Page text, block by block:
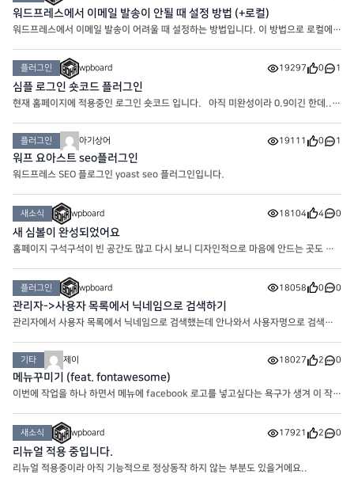
워드프레스에서 이메일 발송이 안될 때 설정 방법 (+로컬)
워드프레스에서 이메일 발송이 어려울 때 설정하는 방법입니다. 이 방법으로 로컬에서
주세요. 설치하시면 최초로 나오는 화면 제일 아래에 SKIP을 누
플러그인 wpboard 19297 0 1
심플 로그인 숏코드 플러그인
현재 홈페이지에 적용중인 로그인 숏코드 입니다. 아직 미완성이라 0.9이긴 한데..
Logged out은 로그인 전 레이아웃이고 Logged in은 로그
플러그인 아기상어 19111 0 1
워프 요아스트 seo플러그인
워드프레스 SEO 플로그인 yoast seo 플러그인입니다.
새소식 wpboard 18104 4 0
새 심볼이 완성되었어요
홈페이지 구석구석이 빈 공간도 많고 다시 보니 디자인적으로 마음에 안드는 곳도 많
플러그인 wpboard 18058 0 0
관리자->사용자 목록에서 닉네임으로 검색하기
관리자에서 사용자 목록에서 닉네임으로 검색했는데 안나와서 사용자명으로 검색하
미가 없고 우리가 찾고 싶은건 이름이나 닉네임이라..
기타 제이 18027 2 0
메뉴꾸미기 (feat. fontawesome)
이번에 작업을 하나 하면서 메뉴에 facebook 로고를 넣고싶다는 욕구가 생겨 이 작업
르겠는데 메뉴에 추가하는 거는 잘 모르겠더라구요. 그래서
새소식 wpboard 17921 2 0
리뉴얼 적용 중입니다.
리뉴얼 적용중이라 아직 기능적으로 정상동작 하지 않는 부분도 있을거에요..